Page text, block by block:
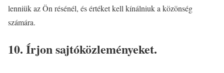
lenniük az Ön résénél, és értéket kell kínálniuk a közönség
számára.
10. Írjon sajtóközleményeket.